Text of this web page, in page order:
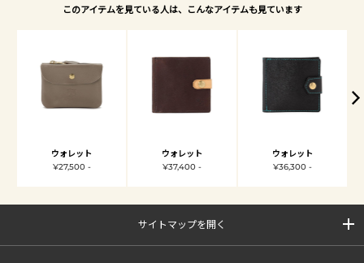
このアイテムを見ている人は、こんなアイテムも見ています
ウォレット
¥27,500 -
ウォレット
¥37,400 -
ウォレット
¥36,300 -
サイトマップを開く